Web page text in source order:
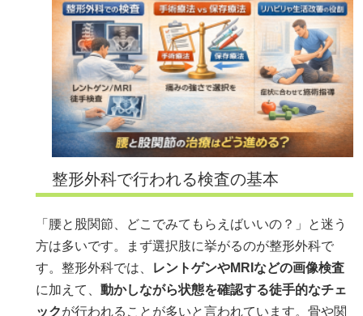
整形外科で行われる検査の基本
「腰と股関節、どこでみてもらえばいいの？」と迷う
方は多いです。まず選択肢に挙がるのが整形外科で
す。整形外科では、
レントゲンやMRIなどの画像検査
に加えて、 動かしながら状態を確認する徒手的なチェ
ックが行われることが多いと言われています。骨や関